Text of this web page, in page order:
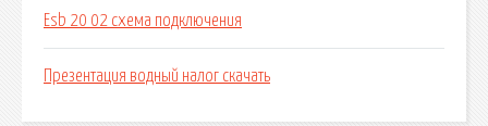
Esb 20 02 схема подключения
Презентация водный налог скачать